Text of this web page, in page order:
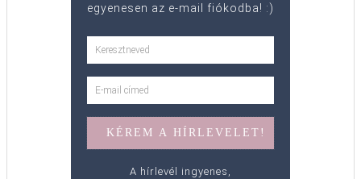
egyenesen az e-mail fiókodba! :)
A hírlevél ingyenes,